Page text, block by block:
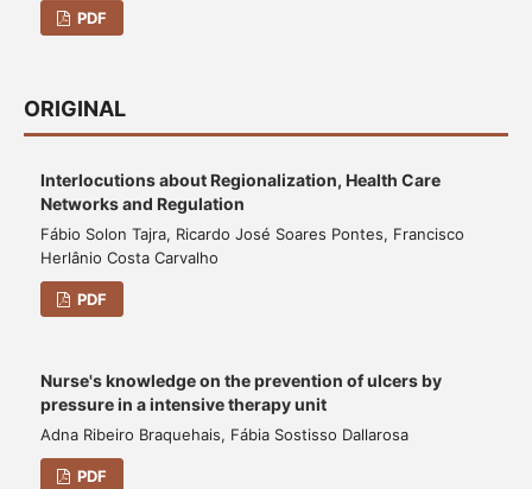
PDF
ORIGINAL
Interlocutions about Regionalization, Health Care
Networks and Regulation
Fábio Solon Tajra, Ricardo José Soares Pontes, Francisco
Herlânio Costa Carvalho
PDF
Nurse's knowledge on the prevention of ulcers by
pressure in a intensive therapy unit
Adna Ribeiro Braquehais, Fábia Sostisso Dallarosa
PDF